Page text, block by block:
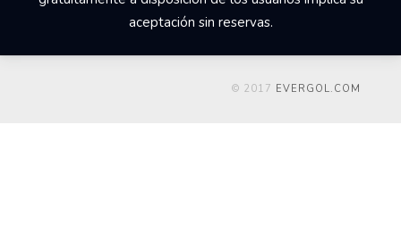
aceptación sin reservas.
© 2017 EVERGOL.COM